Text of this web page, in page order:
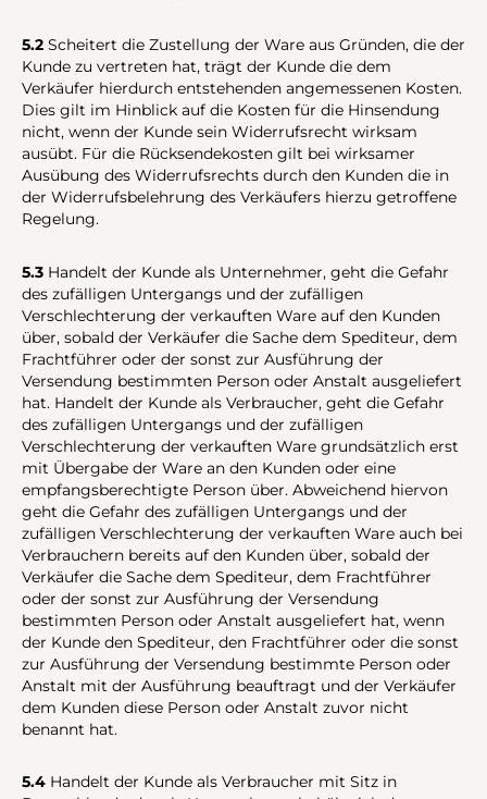
5.2 Scheitert die Zustellung der Ware aus Gründen, die der
Kunde zu vertreten hat, trägt der Kunde die dem
Verkäufer hierdurch entstehenden angemessenen Kosten.
Dies gilt im Hinblick auf die Kosten für die Hinsendung
nicht, wenn der Kunde sein Widerrufsrecht wirksam
ausübt. Für die Rücksendekosten gilt bei wirksamer
Ausübung des Widerrufsrechts durch den Kunden die in
der Widerrufsbelehrung des Verkäufers hierzu getroffene
Regelung.
5.3 Handelt der Kunde als Unternehmer, geht die Gefahr
des zufälligen Untergangs und der zufälligen
Verschlechterung der verkauften Ware auf den Kunden
über, sobald der Verkäufer die Sache dem Spediteur, dem
Frachtführer oder der sonst zur Ausführung der
Versendung bestimmten Person oder Anstalt ausgeliefert
hat. Handelt der Kunde als Verbraucher, geht die Gefahr
des zufälligen Untergangs und der zufälligen
Verschlechterung der verkauften Ware grundsätzlich erst
mit Übergabe der Ware an den Kunden oder eine
empfangsberechtigte Person über. Abweichend hiervon
geht die Gefahr des zufälligen Untergangs und der
zufälligen Verschlechterung der verkauften Ware auch bei
Verbrauchern bereits auf den Kunden über, sobald der
Verkäufer die Sache dem Spediteur, dem Frachtführer
oder der sonst zur Ausführung der Versendung
bestimmten Person oder Anstalt ausgeliefert hat, wenn
der Kunde den Spediteur, den Frachtführer oder die sonst
zur Ausführung der Versendung bestimmte Person oder
Anstalt mit der Ausführung beauftragt und der Verkäufer
dem Kunden diese Person oder Anstalt zuvor nicht
benannt hat.
5.4 Handelt der Kunde als Verbraucher mit Sitz in